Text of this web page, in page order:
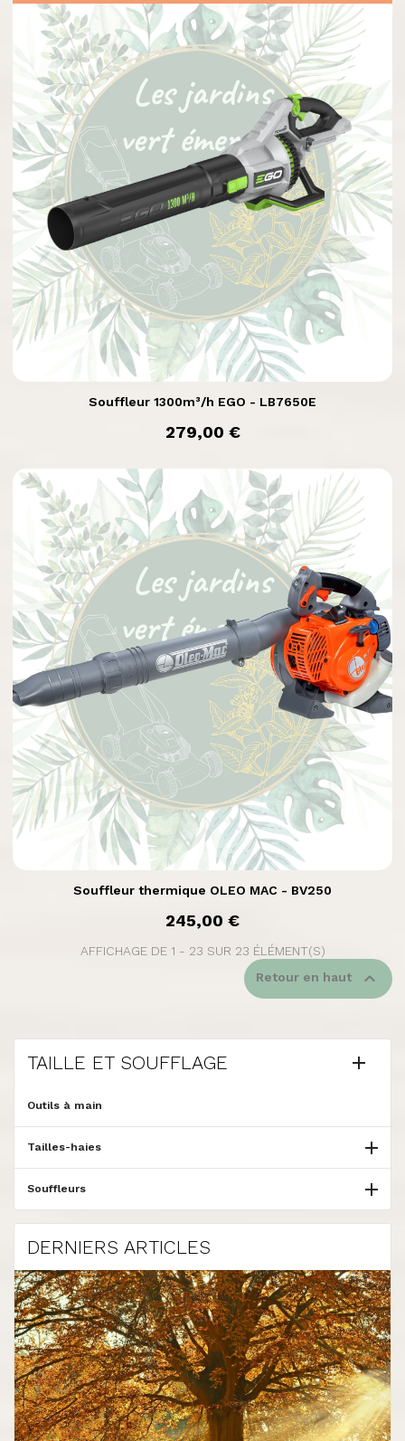
TAILLE ET SOUFFLAGE 
Outils à main
Tailles-haies 
Souffleurs 
DERNIERS ARTICLES
Aperçu rapide
Souffleur 1300m³/h EGO - LB7650E
prix
279,00 €
Aperçu rapide
Souffleur thermique OLEO MAC - BV250
prix
245,00 €
AFFICHAGE DE 1 - 23 SUR 23 ÉLÉMENT(S)
Retour en haut
